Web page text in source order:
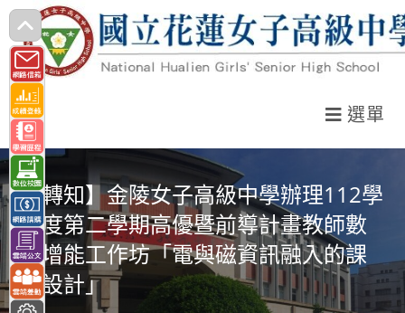
跳
轉
至
主
要
內
容
選單
【轉知】金陵女子高級中學辦理112學
年度第二學期高優暨前導計畫教師數
位增能工作坊「電與磁資訊融入的課
程設計」